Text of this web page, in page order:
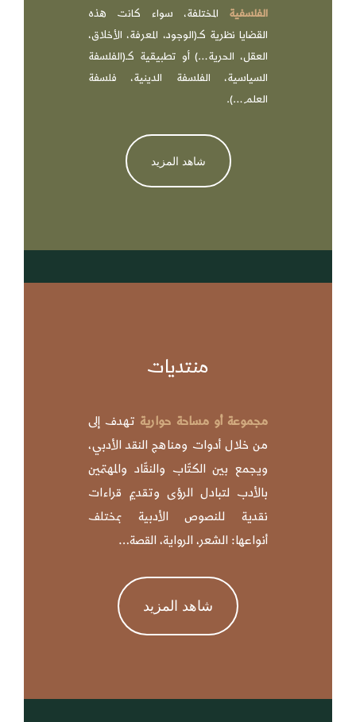
الفلسفية المختلفة، سواء كانت هذه
القضايا نظرية كـ(الوجود، المعرفة، الأخلاق،
العقل، الحرية…) أو تطبيقية كـ(الفلسفة
السياسية، الفلسفة الدينية، فلسفة
العلم…).
شاهد المزيد
منتديات
مجموعة أو مساحة حوارية تهدف إلى
من خلال أدوات ومناهج النقد الأدبي،
ويجمع بين الكتّاب والنقّاد والمهتمين
بالأدب لتبادل الرؤى وتقديم قراءات
نقدية للنصوص الأدبية بمختلف
أنواعها: الشعر، الرواية، القصة…
شاهد المزيد